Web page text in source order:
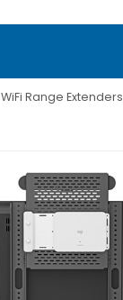
WiFi Range Extenders